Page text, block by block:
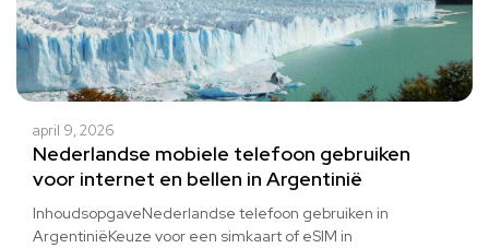
april 9, 2026
Nederlandse mobiele telefoon gebruiken
voor internet en bellen in Argentinië
InhoudsopgaveNederlandse telefoon gebruiken in
ArgentiniëKeuze voor een simkaart of eSIM in